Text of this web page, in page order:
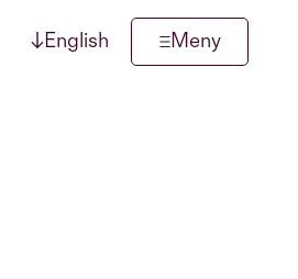
↓English Meny